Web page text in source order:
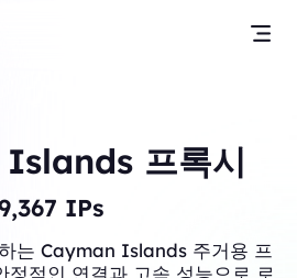
프록시
IPs
는 Cayman Islands 주거용 프
정적인 연결과 고속 성능으로 로